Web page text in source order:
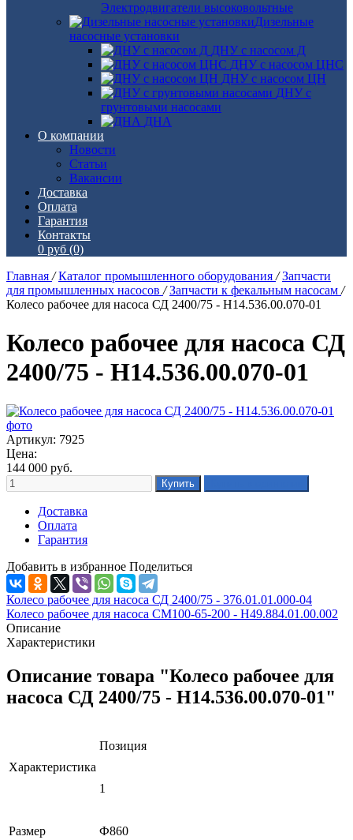
Электродвигатели высоковольтные
Дизельные
насосные установки
ДНУ с насосом Д
ДНУ с насосом ЦНС
ДНУ с насосом ЦН
ДНУ с
грунтовыми насосами
ДНА
О компании
Новости
Статьи
Вакансии
Доставка
Оплата
Гарантия
Контакты
0 руб (0)
Главная / Каталог промышленного оборудования / Запчасти
для промышленных насосов / Запчасти к фекальным насосам /
Колесо рабочее для насоса СД 2400/75 - Н14.536.00.070-01
Колесо рабочее для насоса СД
2400/75 - Н14.536.00.070-01
Артикул: 7925
Цена:
144 000 руб.
Доставка
Оплата
Гарантия
Добавить в избранное Поделиться
Колесо рабочее для насоса СД 2400/75 - 376.01.01.000-04
Колесо рабочее для насоса СМ100-65-200 - Н49.884.01.00.002
Описание
Характеристики
Описание товара "Колесо рабочее для
насоса СД 2400/75 - Н14.536.00.070-01"
Характеристика
Позиция
1
Размер Ф860